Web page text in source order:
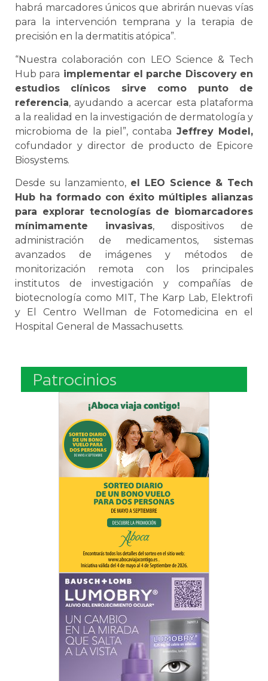
habrá marcadores únicos que abrirán nuevas vías
para la intervención temprana y la terapia de
precisión en la dermatitis atópica”.
“Nuestra colaboración con LEO Science & Tech
Hub para implementar el parche Discovery en
estudios clínicos sirve como punto de
referencia, ayudando a acercar esta plataforma
a la realidad en la investigación de dermatología y
microbioma de la piel”, contaba Jeffrey Model,
cofundador y director de producto de Epicore
Biosystems.
Desde su lanzamiento, el LEO Science & Tech
Hub ha formado con éxito múltiples alianzas
para explorar tecnologías de biomarcadores
mínimamente invasivas, dispositivos de
administración de medicamentos, sistemas
avanzados de imágenes y métodos de
monitorización remota con los principales
institutos de investigación y compañías de
biotecnología como MIT, The Karp Lab, Elektrofi
y El Centro Wellman de Fotomedicina en el
Hospital General de Massachusetts.
Patrocinios